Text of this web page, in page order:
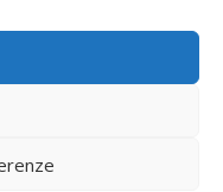
Fattorini